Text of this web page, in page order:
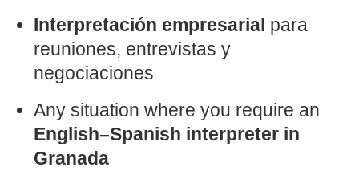
Interpretación empresarial para
reuniones, entrevistas y
negociaciones
Any situation where you require an
English–Spanish interpreter in
Granada